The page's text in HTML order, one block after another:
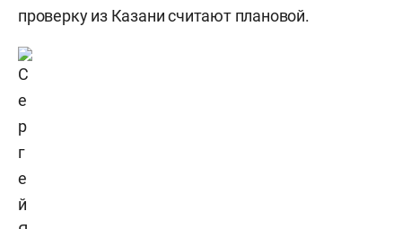
проверку из Казани считают плановой.